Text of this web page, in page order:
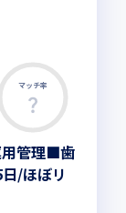
マッチ率
用管理■歯
/ほぼリ